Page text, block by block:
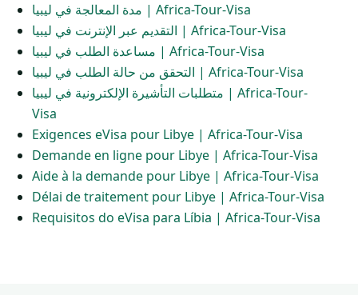
مدة المعالجة في ليبيا | Africa-Tour-Visa
التقديم عبر الإنترنت في ليبيا | Africa-Tour-Visa
مساعدة الطلب في ليبيا | Africa-Tour-Visa
التحقق من حالة الطلب في ليبيا | Africa-Tour-Visa
متطلبات التأشيرة الإلكترونية في ليبيا | Africa-Tour-
Visa
Exigences eVisa pour Libye | Africa-Tour-Visa
Demande en ligne pour Libye | Africa-Tour-Visa
Aide à la demande pour Libye | Africa-Tour-Visa
Délai de traitement pour Libye | Africa-Tour-Visa
Requisitos do eVisa para Líbia | Africa-Tour-Visa